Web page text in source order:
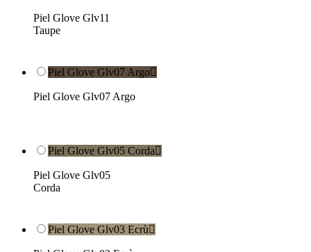
Piel Glove Glv11
Taupe
Piel Glove Glv07 Argo
Piel Glove Glv07 Argo
Piel Glove Glv05 Corda
Piel Glove Glv05
Corda
Piel Glove Glv03 Ecrù